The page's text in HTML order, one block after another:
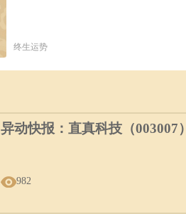
终生运势
异动快报：直真科技（003007
982